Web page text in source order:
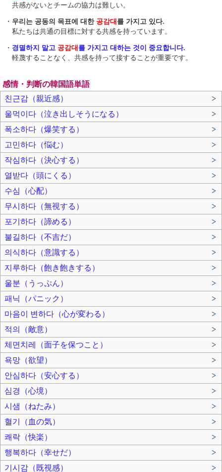
共感がないとチームの協力は難しい。
・ 우리는 공동의 목표에 대한 공감대 를 가지고 있다.
私たちは共通の目標に対する共感を持っています。
・ 경멸하지 말고 공감대 를 가지고 대하는 것이 중요합니다.
軽蔑することなく、共感を持って接することが重要です。
感情・判断の韓国語単語
친근감（親近感）
>
울먹이다（泣き出しそうになる）
>
폭소하다（爆笑する）
>
고민하다（悩む）
>
작심하다（決心する）
>
열받다（頭にくる）
>
수심（心配）
>
무시하다（無視する）
>
포기하다（諦める）
>
불길하다（不吉だ）
>
의식하다（意識する）
>
지루하다（飽き飽きする）
>
울분（うっぷん）
>
패닉（パニック）
>
마음이 변하다（心が変わる）
>
적의（敵意）
>
체면치레（面子を保つこと）
>
욕망（欲望）
>
안심하다（安心する）
>
심경（心境）
>
시샘（ねたみ）
>
혈기（血の気）
>
쾌락（快楽）
>
행복하다（幸せだ）
>
기시감（既視感）
>